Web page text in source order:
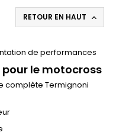
RETOUR EN HAUT 
de performances
le motocross
complète Termignoni